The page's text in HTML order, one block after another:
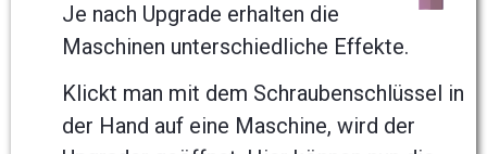
Je nach Upgrade erhalten die
Maschinen unterschiedliche Effekte.
Klickt man mit dem Schraubenschlüssel in
der Hand auf eine Maschine, wird der